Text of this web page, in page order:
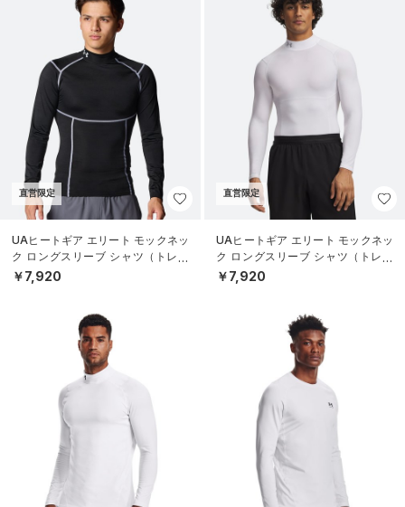
直営限定
UAヒートギア エリート モックネッ
ク ロングスリーブ シャツ（トレー
ニング/MEN）
￥7,920
直営限定
UAヒートギア エリート モックネッ
ク ロングスリーブ シャツ（トレー
ニング/MEN）
￥7,920